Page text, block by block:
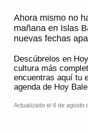
Ahora mismo no
mañana en Islas
nuevas fechas
Descúbrelos en
cultura más
encuentras aquí tu
agenda de Hoy
Actualizado el 6 de agosto